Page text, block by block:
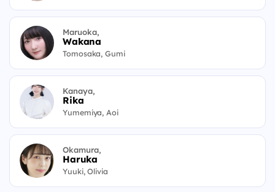
Maruoka,
Wakana
Tomosaka, Gumi
Kanaya,
Rika
Yumemiya, Aoi
Okamura,
Haruka
Yuuki, Olivia